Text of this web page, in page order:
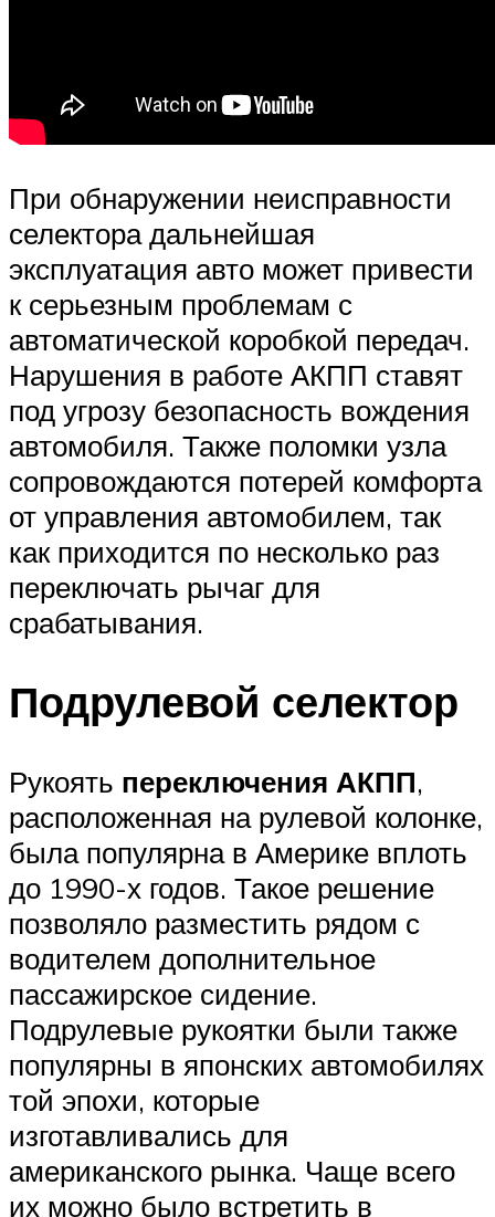
При обнаружении неисправности
селектора дальнейшая
эксплуатация авто может привести
к серьезным проблемам с
автоматической коробкой передач.
Нарушения в работе АКПП ставят
под угрозу безопасность вождения
автомобиля. Также поломки узла
сопровождаются потерей комфорта
от управления автомобилем, так
как приходится по несколько раз
переключать рычаг для
срабатывания.
Подрулевой селектор
Рукоять переключения АКПП,
расположенная на рулевой колонке,
была популярна в Америке вплоть
до 1990-х годов. Такое решение
позволяло разместить рядом с
водителем дополнительное
пассажирское сидение.
Подрулевые рукоятки были также
популярны в японских автомобилях
той эпохи, которые
изготавливались для
американского рынка. Чаще всего
их можно было встретить в